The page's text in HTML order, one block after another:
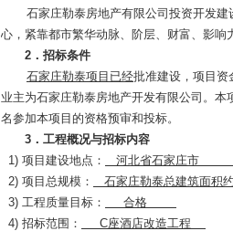
石家庄勒泰房地产有限公司投资开发
心，紧靠都市繁华动脉、阶层、财富、影响
2．招标条件
石家庄勒泰项目已经批准建设，项目资
业主为石家庄勒泰房地产开发有限公司。本
名参加本项目的资格预审和投标。
3．工程概况与招标内容
1) 项目建设地点：
河北省石家庄市
2) 项目总规模：
石家庄勒泰总建筑面积约
3) 工程质量目标：
合格
4) 招标范围：
C座酒店改造工程